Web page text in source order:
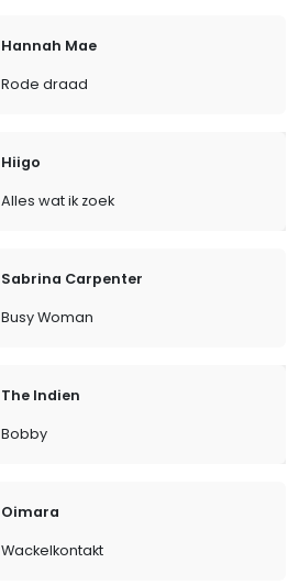
Hannah Mae
Rode draad
Hiigo
Alles wat ik zoek
Sabrina Carpenter
Busy Woman
The Indien
Bobby
Oimara
Wackelkontakt